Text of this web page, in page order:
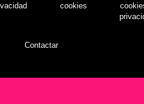
cookies
Contactar